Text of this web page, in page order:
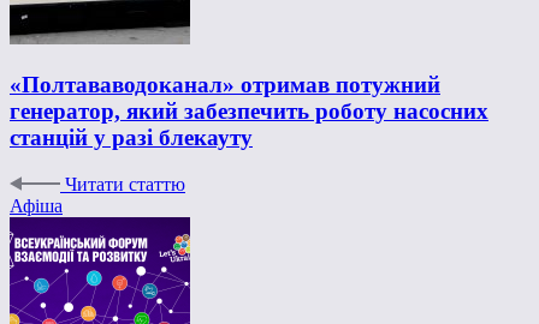
«Полтававодоканал» отримав потужний
генератор, який забезпечить роботу насосних
станцій у разі блекауту
Читати статтю
Афіша